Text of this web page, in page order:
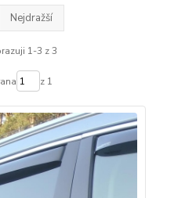
Nejdražší
1-3 z 3
z 1